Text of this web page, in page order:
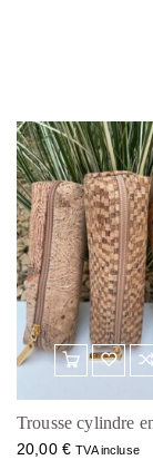
Trousse cylindre
20,00 € TVA incluse